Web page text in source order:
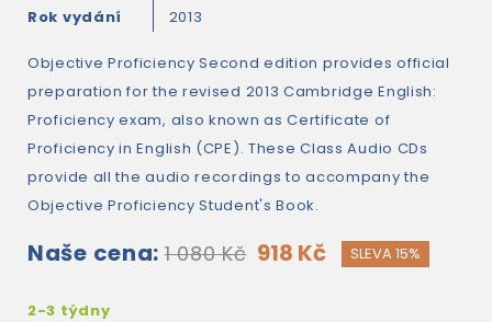
Rok vydání
2013
Objective Proficiency Second edition provides official
preparation for the revised 2013 Cambridge English:
Proficiency exam, also known as Certificate of
Proficiency in English (CPE). These Class Audio CDs
provide all the audio recordings to accompany the
Objective Proficiency Student's Book.
Naše cena: 1 080 Kč 918 Kč SLEVA 15%
2-3 týdny